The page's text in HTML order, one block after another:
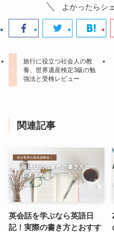
よかったらシ
旅行に役立つ社会人の教
養、世界遺産検定3級の勉
強法と受検レビュー
関連記事
英会話を学ぶなら英語日
記！実際の書き方とおすす